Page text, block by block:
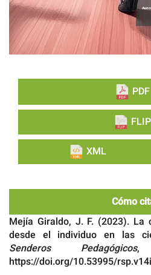
PDF
FLIP
XML
Cómo
Mejía Giraldo, J. F. (2023). La
desde el individuo en las
Senderos Pedagógicos
https://doi.org/10.53995/